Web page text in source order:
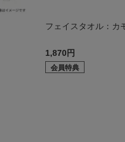
フェイスタオル：カ
1,870円
会員特典